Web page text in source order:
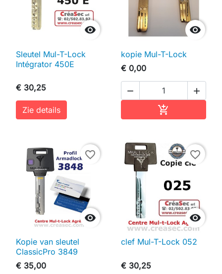

Sleutel Mul-T-Lock
Intégrator 450E
€ 30,25
Zie details

kopie Mul-T-Lock
€ 0,00
 


favorite_border
Kopie van sleutel
ClassicPro 3849
€ 35,00

favorite_border
clef Mul-T-Lock 052
€ 30,25